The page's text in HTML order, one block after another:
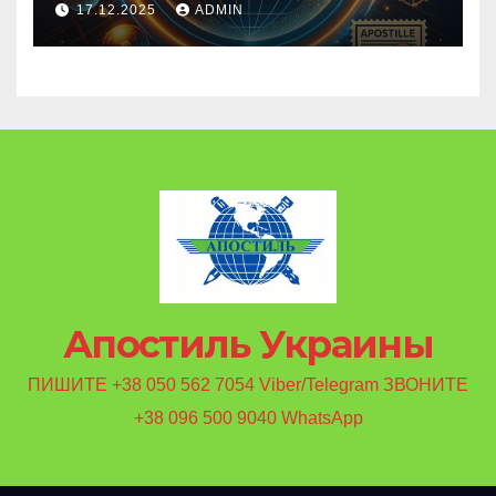
17.12.2025 ADMIN
Апостиль Украины
ПИШИТЕ +38 050 562 7054 Viber/Telegram ЗВОНИТЕ
+38 096 500 9040 WhatsApp